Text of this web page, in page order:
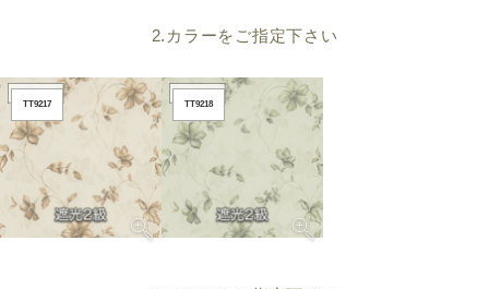
2.カラーをご指定下さい
TT9217 TT9218